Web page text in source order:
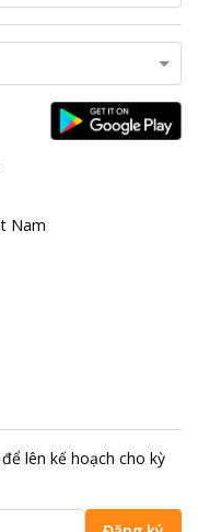
Nam
lên kế hoạch cho kỳ